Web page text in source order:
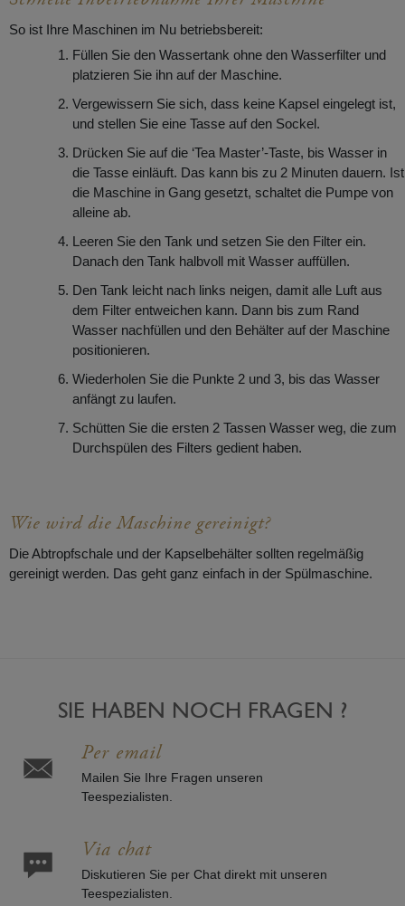
So ist Ihre Maschinen im Nu betriebsbereit:
Füllen Sie den Wassertank ohne den Wasserfilter und
platzieren Sie ihn auf der Maschine.
Vergewissern Sie sich, dass keine Kapsel eingelegt ist,
und stellen Sie eine Tasse auf den Sockel.
Drücken Sie auf die ‘Tea Master’-Taste, bis Wasser in
die Tasse einläuft. Das kann bis zu 2 Minuten dauern. Ist
die Maschine in Gang gesetzt, schaltet die Pumpe von
alleine ab.
Leeren Sie den Tank und setzen Sie den Filter ein.
Danach den Tank halbvoll mit Wasser auffüllen.
Den Tank leicht nach links neigen, damit alle Luft aus
dem Filter entweichen kann. Dann bis zum Rand
Wasser nachfüllen und den Behälter auf der Maschine
positionieren.
Wiederholen Sie die Punkte 2 und 3, bis das Wasser
anfängt zu laufen.
Schütten Sie die ersten 2 Tassen Wasser weg, die zum
Durchspülen des Filters gedient haben.
Wie wird die Maschine gereinigt?
Die Abtropfschale und der Kapselbehälter sollten regelmäßig
gereinigt werden. Das geht ganz einfach in der Spülmaschine.
SIE HABEN NOCH FRAGEN ?
Per email
Mailen Sie Ihre Fragen unseren
Teespezialisten.
Via chat
Diskutieren Sie per Chat direkt mit unseren
Teespezialisten.